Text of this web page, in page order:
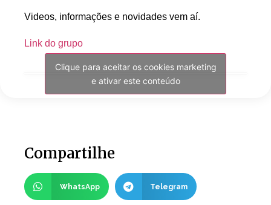
Videos, informações e novidades vem aí.
Link do grupo
Clique para aceitar os cookies marketing
e ativar este conteúdo
Compartilhe
WhatsApp Telegram